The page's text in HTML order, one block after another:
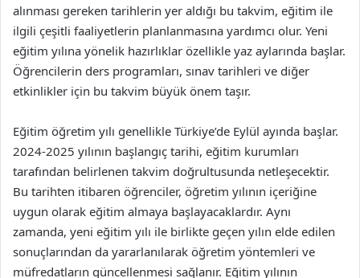
alınması gereken tarihlerin yer aldığı bu takvim, eğitim ile
ilgili çeşitli faaliyetlerin planlanmasına yardımcı olur. Yeni
eğitim yılına yönelik hazırlıklar özellikle yaz aylarında başlar.
Öğrencilerin ders programları, sınav tarihleri ve diğer
etkinlikler için bu takvim büyük önem taşır.
Eğitim öğretim yılı genellikle Türkiye’de Eylül ayında başlar.
2024-2025 yılının başlangıç tarihi, eğitim kurumları
tarafından belirlenen takvim doğrultusunda netleşecektir.
Bu tarihten itibaren öğrenciler, öğretim yılının içeriğine
uygun olarak eğitim almaya başlayacaklardır. Aynı
zamanda, yeni eğitim yılı ile birlikte geçen yılın elde edilen
sonuçlarından da yararlanılarak öğretim yöntemleri ve
müfredatların güncellenmesi sağlanır. Eğitim yılının